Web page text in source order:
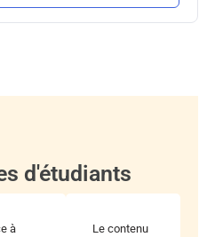
d'étudiants
à
Le contenu